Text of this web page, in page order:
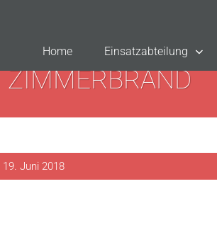
Home Einsatzabteilung
ZIMMERBRAND
19. Juni 2018